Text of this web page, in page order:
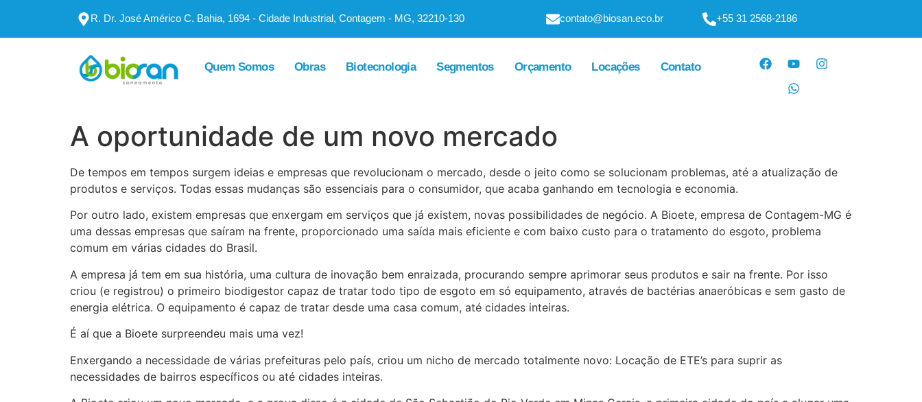
R. Dr. José Américo C. Bahia, 1694 - Cidade Industrial, Contagem - MG, 32210-130 contato@biosan.eco.br +55 31 2568-2186
Quem Somos Obras Biotecnologia Segmentos Orçamento Locações Contato
A oportunidade de um novo mercado
De tempos em tempos surgem ideias e empresas que revolucionam o mercado, desde o jeito como se solucionam problemas, até a atualização de
produtos e serviços. Todas essas mudanças são essenciais para o consumidor, que acaba ganhando em tecnologia e economia.
Por outro lado, existem empresas que enxergam em serviços que já existem, novas possibilidades de negócio. A Bioete, empresa de Contagem-MG é
uma dessas empresas que saíram na frente, proporcionado uma saída mais eficiente e com baixo custo para o tratamento do esgoto, problema
comum em várias cidades do Brasil.
A empresa já tem em sua história, uma cultura de inovação bem enraizada, procurando sempre aprimorar seus produtos e sair na frente. Por isso
criou (e registrou) o primeiro biodigestor capaz de tratar todo tipo de esgoto em só equipamento, através de bactérias anaeróbicas e sem gasto de
energia elétrica. O equipamento é capaz de tratar desde uma casa comum, até cidades inteiras.
É aí que a Bioete surpreendeu mais uma vez!
Enxergando a necessidade de várias prefeituras pelo país, criou um nicho de mercado totalmente novo: Locação de ETE’s para suprir as
necessidades de bairros específicos ou até cidades inteiras.